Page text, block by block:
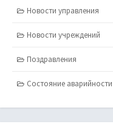
Новости управления
Новости учреждений
Поздравления
Состояние аварийности